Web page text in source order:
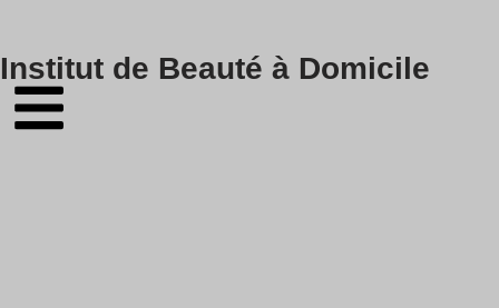
Skip
to
content
Institut de Beauté à Domicile